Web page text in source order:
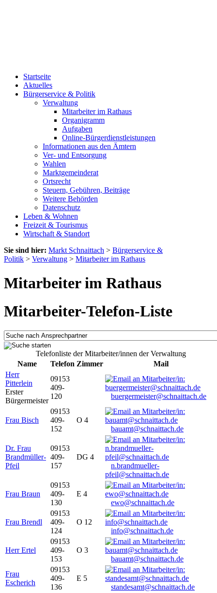
Startseite
Aktuelles
Bürgerservice & Politik
Verwaltung
Mitarbeiter im Rathaus
Organigramm
Aufgaben
Online-Bürgerdienstleistungen
Informationen aus den Ämtern
Ver- und Entsorgung
Wahlen
Marktgemeinderat
Ortsrecht
Steuern, Gebühren, Beiträge
Weitere Behörden
Datenschutz
Leben & Wohnen
Freizeit & Tourismus
Wirtschaft & Standort
Sie sind hier: Markt Schnaittach > Bürgerservice &
Politik > Verwaltung > Mitarbeiter im Rathaus
Mitarbeiter im Rathaus
Mitarbeiter-Telefon-Liste
Telefonliste der Mitarbeiter/innen der Verwaltung
Name
Telefon Zimmer
Mail
Herr
Pitterlein
Erster
Bürgermeister
09153
409-
120
buergermeister@schnaittach.de
Frau Bisch
09153
409-
152
O 4
bauamt@schnaittach.de
Dr. Frau
Brandmüller-
Pfeil
09153
409-
157
DG 4
n.brandmueller-
pfeil@schnaittach.de
Frau Braun
09153
409-
130
E 4
ewo@schnaittach.de
Frau Brendl
09153
409-
124
O 12
info@schnaittach.de
Herr Ertel
09153
409-
153
O 3
bauamt@schnaittach.de
Frau
Escherich
09153
409-
136
E 5
standesamt@schnaittach.de